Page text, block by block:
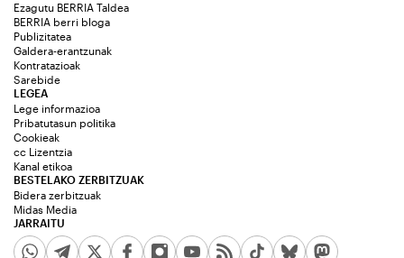
Ezagutu BERRIA Taldea
BERRIA berri bloga
Publizitatea
Galdera-erantzunak
Kontratazioak
Sarebide
JARRAITU
LEGEA
Lege informazioa
Pribatutasun politika
Cookieak
cc Lizentzia
Kanal etikoa
BESTELAKO ZERBITZUAK
Bidera zerbitzuak
Midas Media